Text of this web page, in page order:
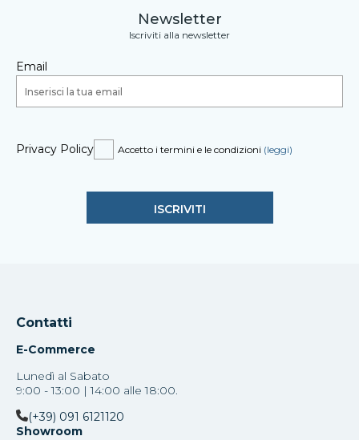
Newsletter
Iscriviti alla newsletter
Email
Privacy Policy Accetto i termini e le condizioni (leggi)
Contatti
E-Commerce
Lunedì al Sabato
9:00 - 13:00 | 14:00 alle 18:00.
(+39) 091 6121120
Showroom